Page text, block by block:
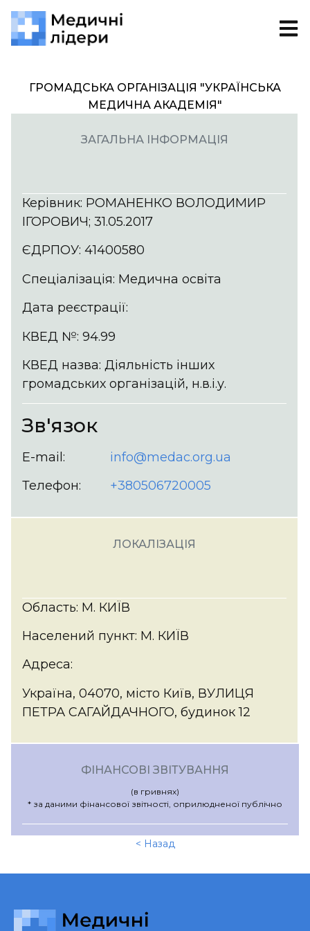
ГРОМАДСЬКА ОРГАНІЗАЦІЯ "УКРАЇНСЬКА
МЕДИЧНА АКАДЕМІЯ"
ЗАГАЛЬНА ІНФОРМАЦІЯ
Керівник: РОМАНЕНКО ВОЛОДИМИР
ІГОРОВИЧ; 31.05.2017
ЄДРПОУ: 41400580
Спеціалізація: Медична освіта
Дата реєстрації:
КВЕД №: 94.99
КВЕД назва: Діяльність інших
громадських організацій, н.в.і.у.
Зв'язок
E-mail:
info@medac.org.ua
Телефон:
+380506720005
ЛОКАЛІЗАЦІЯ
Область: М. КИЇВ
Населений пункт: М. КИЇВ
Адреса:
Україна, 04070, місто Київ, ВУЛИЦЯ
ПЕТРА САГАЙДАЧНОГО, будинок 12
ФІНАНСОВІ ЗВІТУВАННЯ
(в гривнях)
* за даними фінансової звітності, оприлюдненої публічно
< Назад